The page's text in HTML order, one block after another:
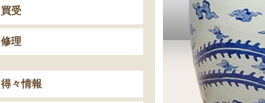
買受
修理
得々情報